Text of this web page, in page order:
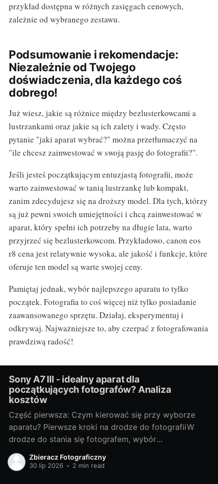
przykład dostępna w różnych zasięgach cenowych,
zależnie od wybranego zestawu.
Podsumowanie i rekomendacje:
Niezależnie od Twojego
doświadczenia, dla każdego coś
dobrego!
Już wiesz, jakie są różnice między bezlusterkowcami a
lustrzankami oraz jakie są ich zalety i wady. Często
pytanie "jaki aparat wybrać?" można przetłumaczyć na
"ile chcesz zainwestować w swoją pasję do fotografii?".
Jeśli jesteś początkującym entuzjastą fotografii, może
warto zainwestować w tanią lustrzankę lub kompakt,
zanim zdecydujesz się na droższy model. Dla tych, którzy
są już pewni swoich umiejętności i chcą zainwestować w
aparat, który spełni ich potrzeby na długie lata, warto
przyjrzeć się bezlusterkowcom. Przykładowo, canon eos
r8 cena jest relatywnie wysoka, ale jakość i funkcje, które
oferuje ten model są warte swojej ceny.
Pamiętaj jednak, wybór najlepszego aparatu to tylko
początek. Fotografia to coś więcej niż tylko posiadanie
zaawansowanego sprzętu. Działaj, eksperymentuj i
odkrywaj. Najważniejsze to, aby czerpać z fotografowania
prawdziwą radość!
Sony A7 III - idealny aparat dla
początkujących fotografów? Analiza
kosztów
Część pierwsza: Czym kierować się przy wyborze
aparatu? Pierwsze kroki na drodze do fotografiiW
drodze do stania się fotografem, wybór
odpowiedniego sprzętu jest jednym z
najważniejszych kroków. Bez względu na to, czy
Zbieracz Fotograficzny
30 lip 2026 • 2 min read